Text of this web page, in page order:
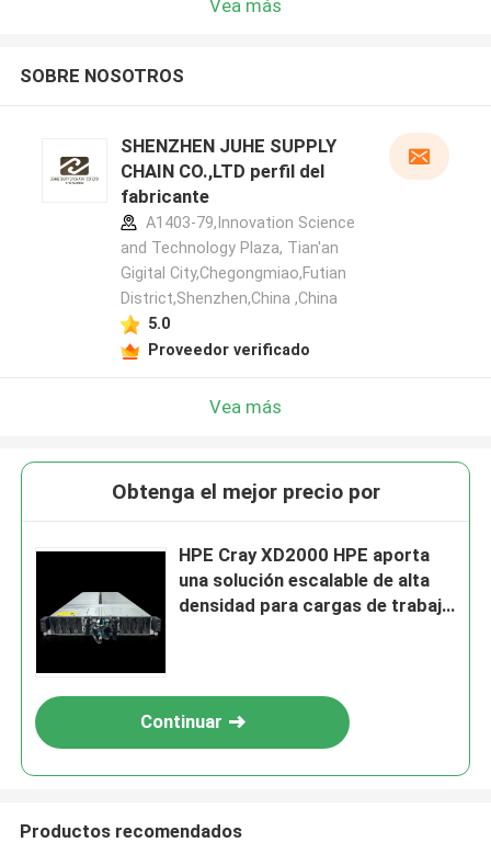
Vea más
SOBRE NOSOTROS
SHENZHEN JUHE SUPPLY
CHAIN CO.,LTD perfil del
fabricante
A1403-79,Innovation Science
and Technology Plaza, Tian'an
Gigital City,Chegongmiao,Futian
District,Shenzhen,China ,China
5.0
Proveedor verificado
Vea más
Obtenga el mejor precio por
HPE Cray XD2000 HPE aporta
una solución escalable de alta
densidad para cargas de trabajo
Continuar
Productos recomendados